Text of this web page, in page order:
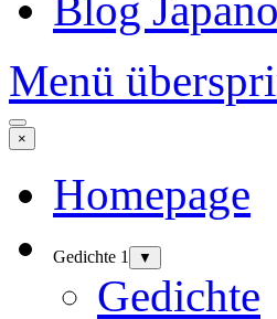
Blog
Menü
×
Homepage
Gedichte 1 ▼
Gedichte